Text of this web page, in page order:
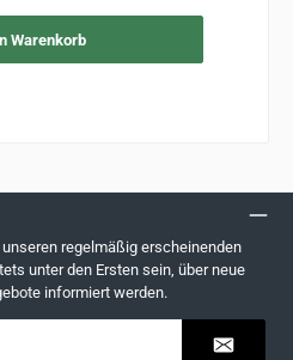
Warenkorb
regelmäßig erscheinenden
unter den Ersten sein, über neue
informiert werden.